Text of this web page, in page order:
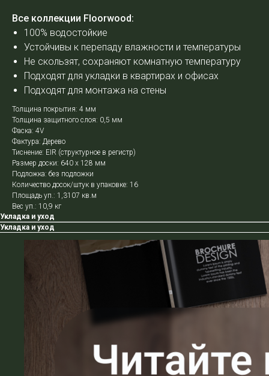
Все коллекции Floorwood:
100% водостойкие
Устойчивы к перепаду влажности и температуры
Не скользят, сохраняют комнатную температуру
Подходят для укладки в квартирах и офисах
Подходят для монтажа на стены
Толщина покрытия: 4 мм
Толщина защитного слоя: 0,5 мм
Фаска: 4V
Фактура: Дерево
Тиснение: EIR (структурное в регистр)
Размер доски: 640 х 128 мм
Подложка: без подложки
Количество досок/штук в упаковке: 16
Площадь уп.: 1,3107 кв.м
Вес уп.: 10,9 кг
Укладка и уход
Укладка и уход